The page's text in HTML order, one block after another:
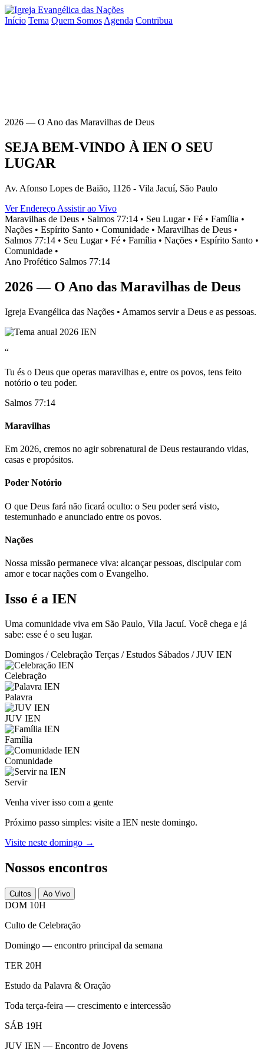
Início Tema Quem Somos Agenda Contribua
2026 — O Ano das Maravilhas de Deus
SEJA BEM-VINDO À IEN O SEU
LUGAR
Av. Afonso Lopes de Baião, 1126 - Vila Jacuí, São Paulo
Ver Endereço Assistir ao Vivo
Maravilhas de Deus • Salmos 77:14 • Seu Lugar • Fé • Família •
Nações • Espírito Santo • Comunidade • Maravilhas de Deus •
Salmos 77:14 • Seu Lugar • Fé • Família • Nações • Espírito Santo •
Comunidade •
Ano Profético Salmos 77:14
2026 — O Ano das Maravilhas de Deus
Igreja Evangélica das Nações • Amamos servir a Deus e as pessoas.
“
Tu és o Deus que operas maravilhas e, entre os povos, tens feito
notório o teu poder.
Salmos 77:14
Maravilhas
Em 2026, cremos no agir sobrenatural de Deus restaurando vidas,
casas e propósitos.
Poder Notório
O que Deus fará não ficará oculto: o Seu poder será visto,
testemunhado e anunciado entre os povos.
Nações
Nossa missão permanece viva: alcançar pessoas, discipular com
amor e tocar nações com o Evangelho.
Isso é a IEN
Uma comunidade viva em São Paulo, Vila Jacuí. Você chega e já
sabe: esse é o seu lugar.
Domingos / Celebração Terças / Estudos Sábados / JUV IEN
Celebração
Palavra
JUV IEN
Família
Comunidade
Servir
Venha viver isso com a gente
Próximo passo simples: visite a IEN neste domingo.
Visite neste domingo →
Nossos encontros
Cultos Ao Vivo
DOM 10H
Culto de Celebração
Domingo — encontro principal da semana
TER 20H
Estudo da Palavra & Oração
Toda terça-feira — crescimento e intercessão
SÁB 19H
JUV IEN — Encontro de Jovens